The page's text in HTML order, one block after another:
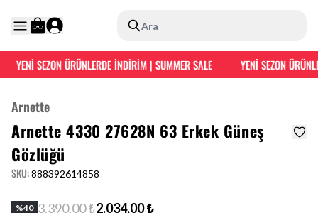
Ara
YENİ SEZON ÜRÜNLERDE İNDİRİM | SUMMER SALE YENİ SEZON
Arnette
Arnette 4330 27628N 63 Erkek Güneş
Gözlüğü
SKU:888392614858
%40 3.390,00 ₺2.034,00 ₺